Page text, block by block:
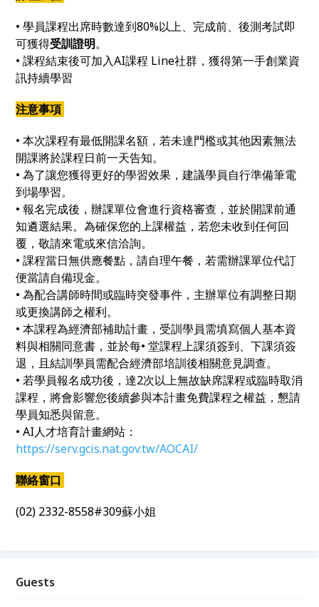
• 學員課程出席時數達到80%以上、完成前、後測考試即
可獲得受訓證明。
• 課程結束後可加入AI課程 Line社群，獲得第一手創業資
訊持續學習
注意事項
• 本次課程有最低開課名額，若未達門檻或其他因素無法
開課將於課程日前一天告知。
• 為了讓您獲得更好的學習效果，建議學員自行準備筆電
到場學習。
• 報名完成後，辦課單位會進行資格審查，並於開課前通
知遴選結果。為確保您的上課權益，若您未收到任何回
覆，敬請來電或來信洽詢。
• 課程當日無供應餐點，請自理午餐，若需辦課單位代訂
便當請自備現金。
• 為配合講師時間或臨時突發事件，主辦單位有調整日期
或更換講師之權利。
• 本課程為經濟部補助計畫，受訓學員需填寫個人基本資
料與相關同意書，並於每• 堂課程上課須簽到、下課須簽
退，且結訓學員需配合經濟部培訓後相關意見調查。
• 若學員報名成功後，達2次以上無故缺席課程或臨時取消
課程，將會影響您後續參與本計畫免費課程之權益，懇請
學員知悉與留意。
• AI人才培育計畫網站：
https://serv.gcis.nat.gov.tw/AOCAI/
聯絡窗口
(02) 2332-8558#309蘇小姐
Guests